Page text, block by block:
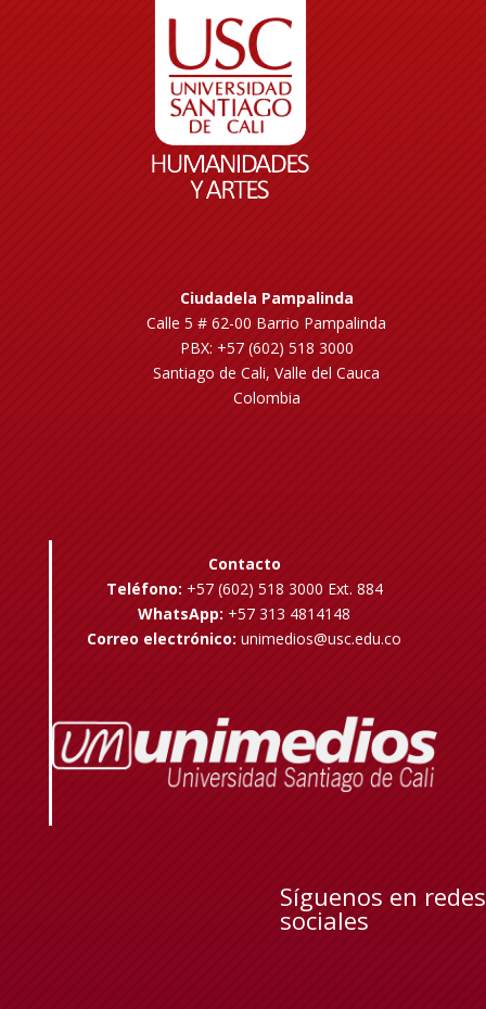
Ciudadela Pampalinda
Calle 5 # 62-00 Barrio Pampalinda
PBX: +57 (602) 518 3000
Santiago de Cali, Valle del Cauca
Colombia
Contacto
Teléfono: +57 (602) 518 3000 Ext. 884
WhatsApp: +57 313 4814148
Correo electrónico: unimedios@usc.edu.co
Síguenos en redes
sociales